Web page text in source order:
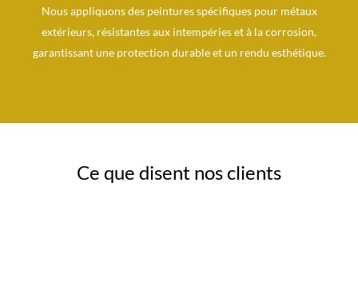
Nous appliquons des peintures spécifiques pour métaux
extérieurs, résistantes aux intempéries et à la corrosion,
garantissant une protection durable et un rendu esthétique.
Ce que disent nos clients